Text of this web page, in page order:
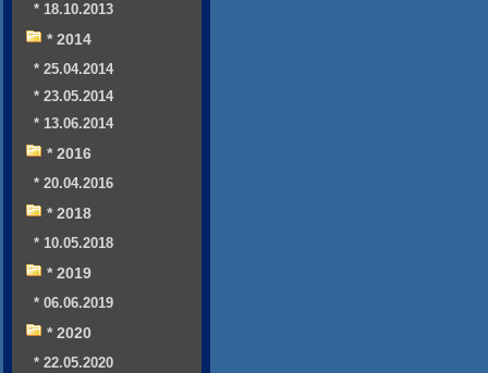
* 18.10.2013
* 2014
* 25.04.2014
* 23.05.2014
* 13.06.2014
* 2016
* 20.04.2016
* 2018
* 10.05.2018
* 2019
* 06.06.2019
* 2020
* 22.05.2020